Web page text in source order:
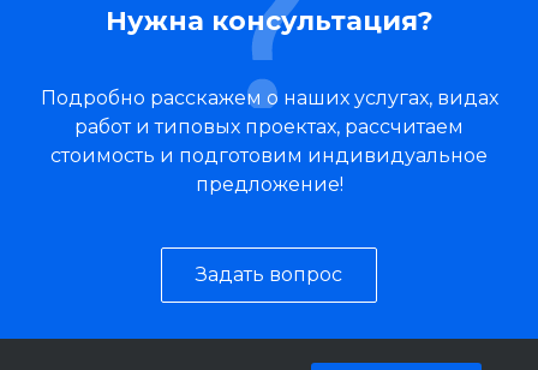
Нужна консультация?
Подробно расскажем о наших услугах, видах
работ и типовых проектах, рассчитаем
стоимость и подготовим индивидуальное
предложение!
Задать вопрос